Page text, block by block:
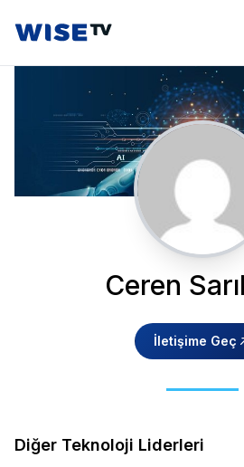
Wise TV
Ceren
İletişime Geç
Diğer Teknoloji Liderleri